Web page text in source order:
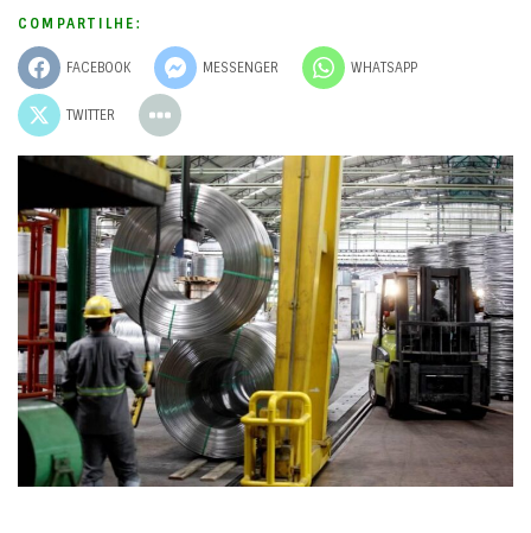
COMPARTILHE:
FACEBOOK MESSENGER WHATSAPP
TWITTER